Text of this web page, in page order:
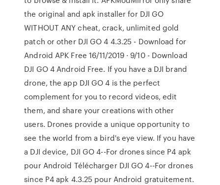
the original and apk installer for DJI GO
WITHOUT ANY cheat, crack, unlimited gold
patch or other DJI GO 4 4.3.25 - Download for
Android APK Free 16/11/2019 · 9/10 - Download
DJI GO 4 Android Free. If you have a DJI brand
drone, the app DJI GO 4 is the perfect
complement for you to record videos, edit
them, and share your creations with other
users. Drones provide a unique opportunity to
see the world from a bird's eye view. If you have
a DJI device, DJI GO 4--For drones since P4 apk
pour Android Télécharger DJI GO 4--For drones
since P4 apk 4.3.25 pour Android gratuitement.